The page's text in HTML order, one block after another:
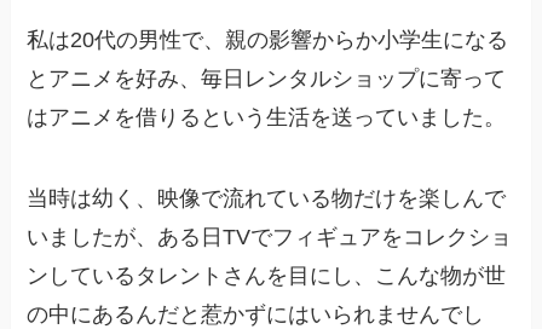
私は20代の男性で、親の影響からか小学生になる
とアニメを好み、毎日レンタルショップに寄って
はアニメを借りるという生活を送っていました。
当時は幼く、映像で流れている物だけを楽しんで
いましたが、ある日TVでフィギュアをコレクショ
ンしているタレントさんを目にし、こんな物が世
の中にあるんだと惹かずにはいられませんでし